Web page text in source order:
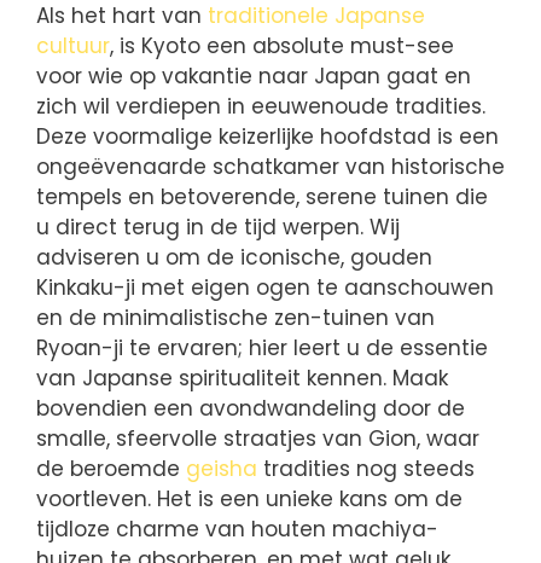
Als het hart van traditionele Japanse
cultuur, is Kyoto een absolute must-see
voor wie op vakantie naar Japan gaat en
zich wil verdiepen in eeuwenoude tradities.
Deze voormalige keizerlijke hoofdstad is een
ongeëvenaarde schatkamer van historische
tempels en betoverende, serene tuinen die
u direct terug in de tijd werpen. Wij
adviseren u om de iconische, gouden
Kinkaku-ji met eigen ogen te aanschouwen
en de minimalistische zen-tuinen van
Ryoan-ji te ervaren; hier leert u de essentie
van Japanse spiritualiteit kennen. Maak
bovendien een avondwandeling door de
smalle, sfeervolle straatjes van Gion, waar
de beroemde geisha tradities nog steeds
voortleven. Het is een unieke kans om de
tijdloze charme van houten machiya-